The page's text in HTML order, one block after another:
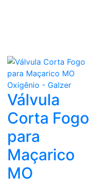
Válvula
Corta Fogo
para
Maçarico
MO